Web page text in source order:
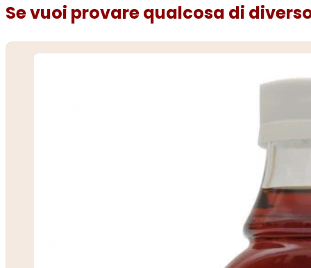
Se vuoi provare qualcosa di